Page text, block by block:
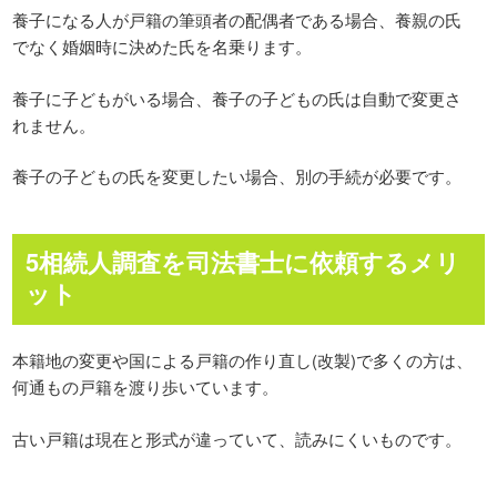
養子になる人が戸籍の筆頭者の配偶者である場合、養親の氏
でなく婚姻時に決めた氏を名乗ります。
養子に子どもがいる場合、養子の子どもの氏は自動で変更さ
れません。
養子の子どもの氏を変更したい場合、別の手続が必要です。
5相続人調査を司法書士に依頼するメリ
ット
本籍地の変更や国による戸籍の作り直し(改製)で多くの方は、
何通もの戸籍を渡り歩いています。
古い戸籍は現在と形式が違っていて、読みにくいものです。